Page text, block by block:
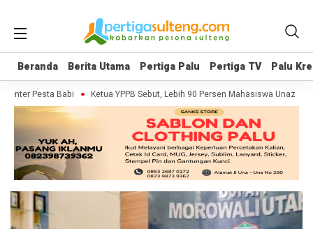
Beranda Berita Utama Pertiga Palu Pertiga TV Palu
Beranda Berita Utama Pertiga Palu Pertiga TV Palu
Pesta Babi Ketua YPPB Sebut, Lebih 90 Persen Mahasiswa Unazlam